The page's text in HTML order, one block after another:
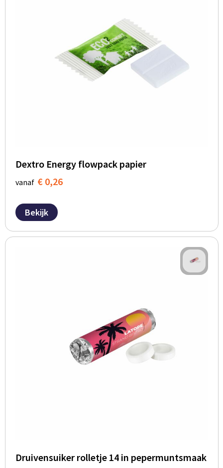
Dextro Energy flowpack papier
vanaf € 0,26
Bekijk
Druivensuiker rolletje 14 in pepermuntsmaak